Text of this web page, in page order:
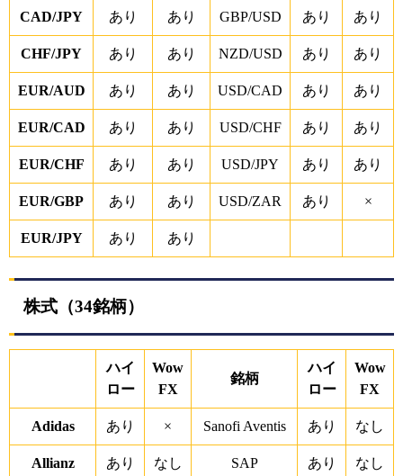
CAD/JPY あり あり GBP/USD あり あり
CHF/JPY あり あり NZD/USD あり あり
EUR/AUD あり あり USD/CAD あり あり
EUR/CAD あり あり USD/CHF あり あり
EUR/CHF あり あり USD/JPY あり あり
EUR/GBP あり あり USD/ZAR あり ×
EUR/JPY あり あり
株式（34銘柄）
ハイ
ロー
Wow
FX
銘柄
ハイ
ロー
Wow
FX
Adidas あり × Sanofi Aventis あり なし
Allianz あり なし SAP あり なし